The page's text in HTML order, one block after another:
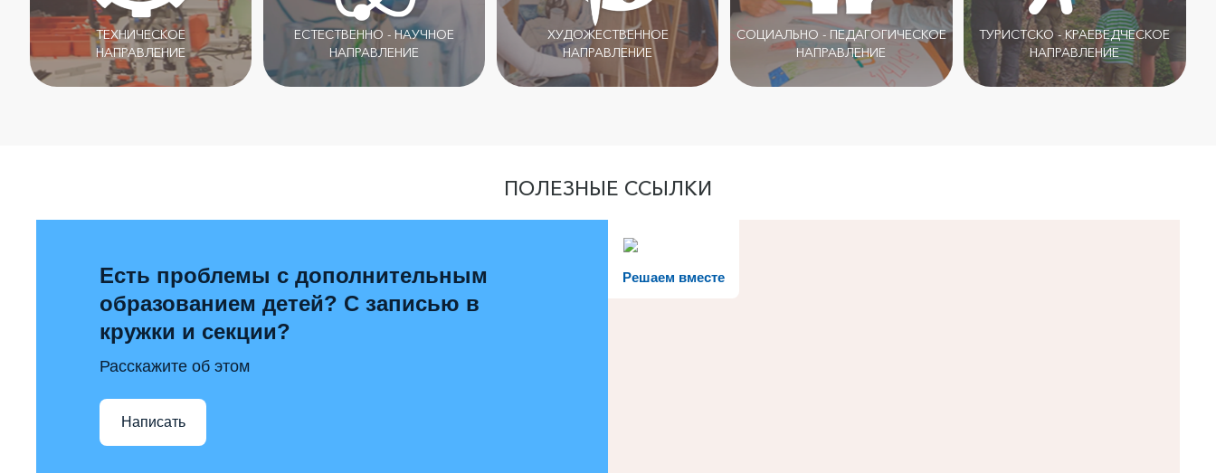
ТЕХНИЧЕСКОЕ
НАПРАВЛЕНИЕ
ЕСТЕСТВЕННО - НАУЧНОЕ
НАПРАВЛЕНИЕ
ХУДОЖЕСТВЕННОЕ
НАПРАВЛЕНИЕ
СОЦИАЛЬНО - ПЕДАГОГИЧЕСКОЕ
НАПРАВЛЕНИЕ
ТУРИСТСКО - КРАЕВЕДЧЕСКОЕ
НАПРАВЛЕНИЕ
ПОЛЕЗНЫЕ ССЫЛКИ
Решаем вместе
Есть проблемы с дополнительным
образованием детей? С записью в
кружки и секции?
Расскажите об этом
Написать